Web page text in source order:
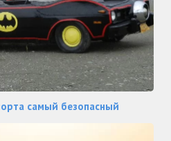
самый безопасный